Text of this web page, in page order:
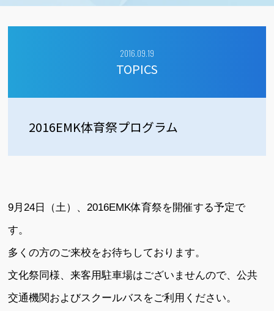
2016.09.19
TOPICS
2016EMK体育祭プログラム
9月24日（土）、2016EMK体育祭を開催する予定で
す。
多くの方のご来校をお待ちしております。
文化祭同様、来客用駐車場はございませんので、公共
交通機関およびスクールバスをご利用ください。